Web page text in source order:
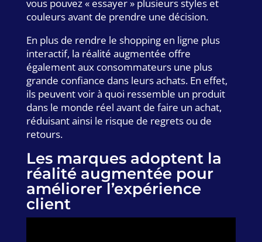
vous pouvez « essayer » plusieurs styles et
couleurs avant de prendre une décision.
En plus de rendre le shopping en ligne plus
interactif, la réalité augmentée offre
également aux consommateurs une plus
grande confiance dans leurs achats. En effet,
ils peuvent voir à quoi ressemble un produit
dans le monde réel avant de faire un achat,
réduisant ainsi le risque de regrets ou de
retours.
Les marques adoptent la
réalité augmentée pour
améliorer l’expérience
client